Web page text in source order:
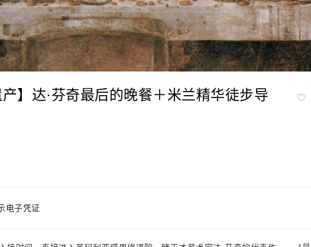
产】达·芬奇最后的晚餐＋米兰精华徒步导
电子凭证